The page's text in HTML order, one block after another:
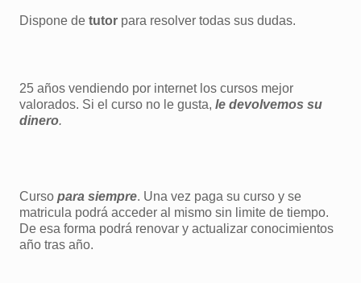
Dispone detutor para resolver todas sus dudas.
25 años vendiendo por internet los cursos mejor
valorados. Si el curso no le gusta,le devolvemos su
dinero.
Cursopara siempre. Una vez paga su curso y se
matricula podrá acceder al mismo sin limite de tiempo.
De esa forma podrá renovar y actualizar conocimientos
año tras año.